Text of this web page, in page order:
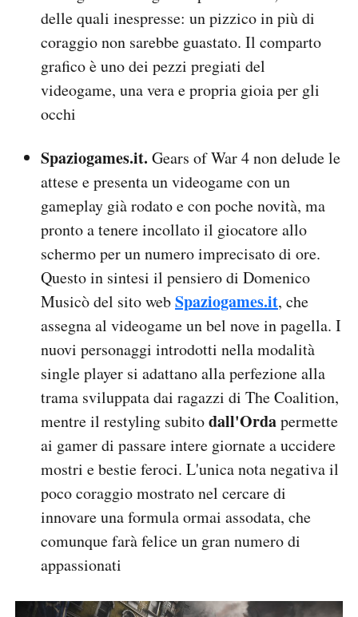
delle quali inespresse: un pizzico in più di
coraggio non sarebbe guastato. Il comparto
grafico è uno dei pezzi pregiati del
videogame, una vera e propria gioia per gli
occhi
Spaziogames.it. Gears of War 4 non delude le
attese e presenta un videogame con un
gameplay già rodato e con poche novità, ma
pronto a tenere incollato il giocatore allo
schermo per un numero imprecisato di ore.
Questo in sintesi il pensiero di Domenico
Musicò del sito webSpaziogames.it, che
assegna al videogame un bel nove in pagella. I
nuovi personaggi introdotti nella modalità
single player si adattano alla perfezione alla
trama sviluppata dai ragazzi di The Coalition,
mentre il restyling subitodall'Ordapermette
ai gamer di passare intere giornate a uccidere
mostri e bestie feroci. L'unica nota negativa il
poco coraggio mostrato nel cercare di
innovare una formula ormai assodata, che
comunque farà felice un gran numero di
appassionati